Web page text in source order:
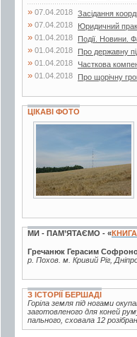
» 07.04.2018 Засідання
» 07.04.2018 Юридичний
» 01.04.2018 Події. Новини.
» 01.04.2018 Про державну
» 01.04.2018 Часткова
» 01.04.2018 Про щорічну
ЦІКАВІ ФОТО
МИ - ПАМ’ЯТАЄМО - «КНИГА
Гречанюк Герасим
р. Похов. м. Кривий Ріг,
З ІСТОРІЇ БЕРШАДІ
Горіла земля під ногами
заготовленого для коней
пального, сховала 12